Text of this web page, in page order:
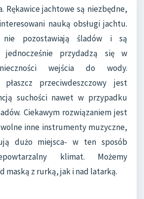
Rękawice jachtowe są niezbędne,
nauką obsługi jachtu.
pozostawiają śladów i są
jednocześnie przydadzą się w
wejścia do wody.
płaszcz przeciwdeszczowy jest
suchości nawet w przypadku
Ciekawym rozwiązaniem jest
inne instrumenty muzyczne,
dużo miejsca- w ten sposób
klimat. Możemy
maską z rurką, jak i nad latarką.